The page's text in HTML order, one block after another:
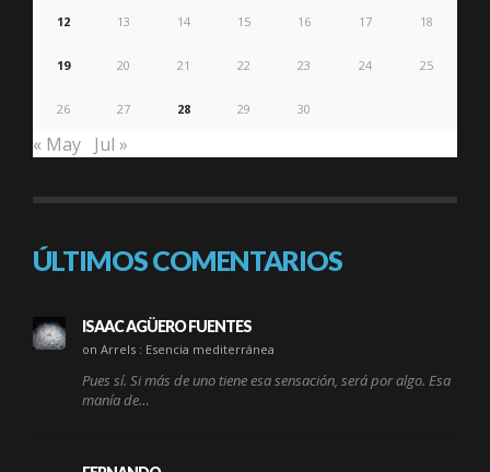
12 13 14 15 16 17 18
19 20 21 22 23 24 25
26 27 28 29 30
« May Jul »
ÚLTIMOS COMENTARIOS
ISAAC AGÜERO FUENTES
on Arrels : Esencia mediterránea
Pues sí. Si más de uno tiene esa sensación, será por algo. Esa
manía de…